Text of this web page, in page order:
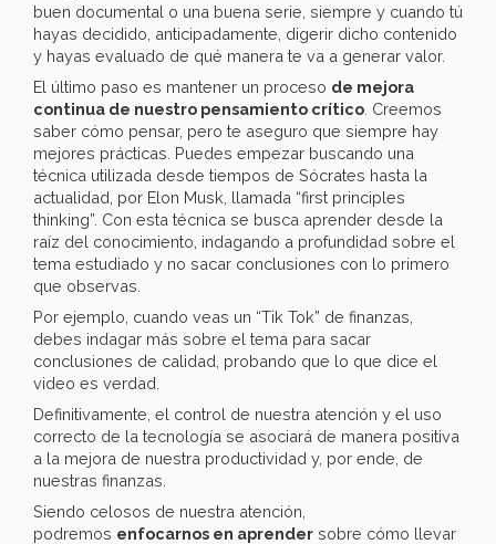
buen documental o una buena serie, siempre y cuando tú
hayas decidido, anticipadamente, digerir dicho contenido
y hayas evaluado de qué manera te va a generar valor.
El último paso es mantener un proceso de mejora
continua de nuestro pensamiento crítico . Creemos
saber cómo pensar, pero te aseguro que siempre hay
mejores prácticas. Puedes empezar buscando una
técnica utilizada desde tiempos de Sócrates hasta la
actualidad, por Elon Musk, llamada “first principles
thinking”. Con esta técnica se busca aprender desde la
raíz del conocimiento, indagando a profundidad sobre el
tema estudiado y no sacar conclusiones con lo primero
que observas.
Por ejemplo, cuando veas un “Tik Tok” de finanzas,
debes indagar más sobre el tema para sacar
conclusiones de calidad, probando que lo que dice el
video es verdad.
Definitivamente, el control de nuestra atención y el uso
correcto de la tecnología se asociará de manera positiva
a la mejora de nuestra productividad y, por ende, de
nuestras finanzas.
Siendo celosos de nuestra atención,
podremos enfocarnos en aprender sobre cómo llevar